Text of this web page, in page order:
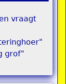
vraagt
grof"